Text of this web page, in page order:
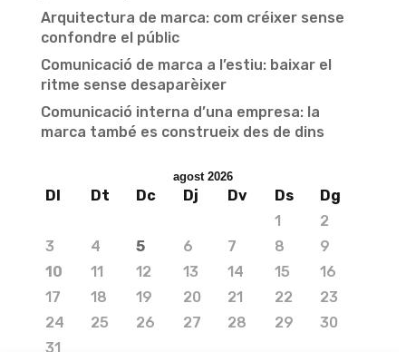
Arquitectura de marca: com créixer sense
confondre el públic
Comunicació de marca a l’estiu: baixar el
ritme sense desaparèixer
Comunicació interna d’una empresa: la
marca també es construeix des de dins
agost 2026
Dl Dt Dc Dj Dv Ds
Dg
1
2
3
4 5 6 7 8
9
10
11 12 13 14 15
16
17
18 19 20 21 22
23
24
25 26 27 28 29
30
31